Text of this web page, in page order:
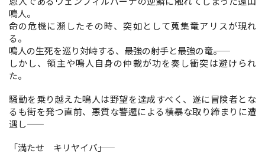
コミックパルフェ
閉じる
鳴人。
命の危機に瀕したその時、突如として蒐集竜アリスが現れ
る。
鳴人の生死を巡り対峙する、最強の射手と最強の竜――。
しかし、領主や鳴人自身の仲裁が功を奏し衝突は避けられ
た。
騒動を乗り越えた鳴人は野望を達成すべく、遂に冒険者とな
るも街を発つ直前、悪質な警邏による横暴な取り締まりに遭
遇し――
「満たせ キリヤイバ――」